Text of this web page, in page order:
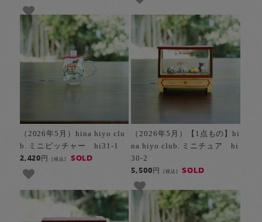
（2026年5月）hina hiyo clu
b. ミニピッチャー hi31-1
2,420円[税込] SOLD
（2026年5月）【1点もの】hi
na hiyo club. ミニチュア hi
30-2
5,500円 [税込] SOLD